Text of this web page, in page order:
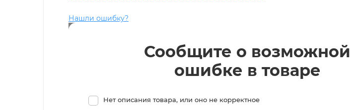
Нашли ошибку?
Сообщите о возможной
ошибке в товаре
Нет описания товара, или оно не корректное